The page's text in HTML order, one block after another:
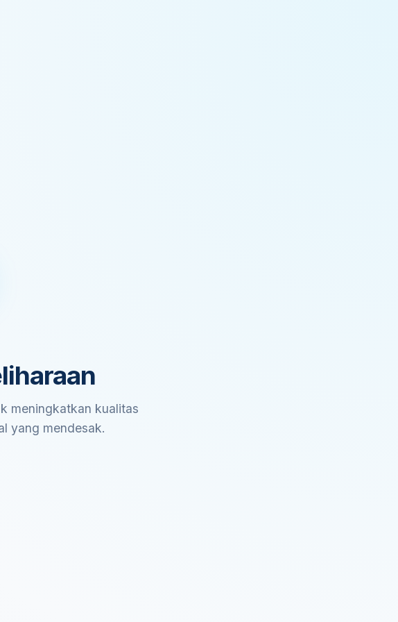
meningkatkan kualitas
yang mendesak.